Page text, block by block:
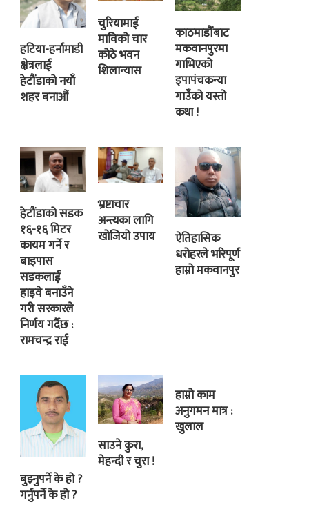
हटिया-हर्नामाडी
क्षेत्रलाई
हेटौंडाको नयाँ
शहर बनाऔं
चुरियामाई
माविको चार
कोठे भवन
शिलान्यास
काठमाडौंबाट
मकवानपुरमा
गाभिएको
इपापंचकन्या
गाउँको यस्तो
कथा !
हेटौंडाको सडक
१६-१६ मिटर
कायम गर्ने र
बाइपास
सडकलाई
हाइवे बनाउँने
गरी सरकारले
निर्णय गर्दैछ :
रामचन्द्र राई
भ्रष्टाचार
अन्त्यका लागि
खोजियो उपाय
ऐतिहासिक
धरोहरले भरिपूर्ण
हाम्रो मकवानपुर
बुझ्नुपर्ने के हो ?
गर्नुपर्ने के हो ?
साउने कुरा,
मेहन्दी र चुरा !
हाम्रो काम
अनुगमन मात्र :
खुलाल